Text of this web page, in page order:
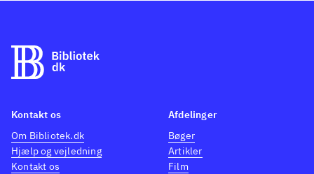
Kontakt os
Om Bibliotek.dk
Hjælp og vejledning
Kontakt os
Afdelinger
Bøger
Artikler
Film